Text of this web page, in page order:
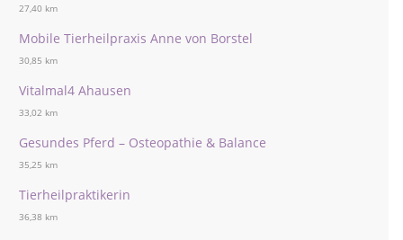
27,40 km
Mobile Tierheilpraxis Anne von Borstel
30,85 km
Vitalmal4 Ahausen
33,02 km
Gesundes Pferd – Osteopathie & Balance
35,25 km
Tierheilpraktikerin
36,38 km